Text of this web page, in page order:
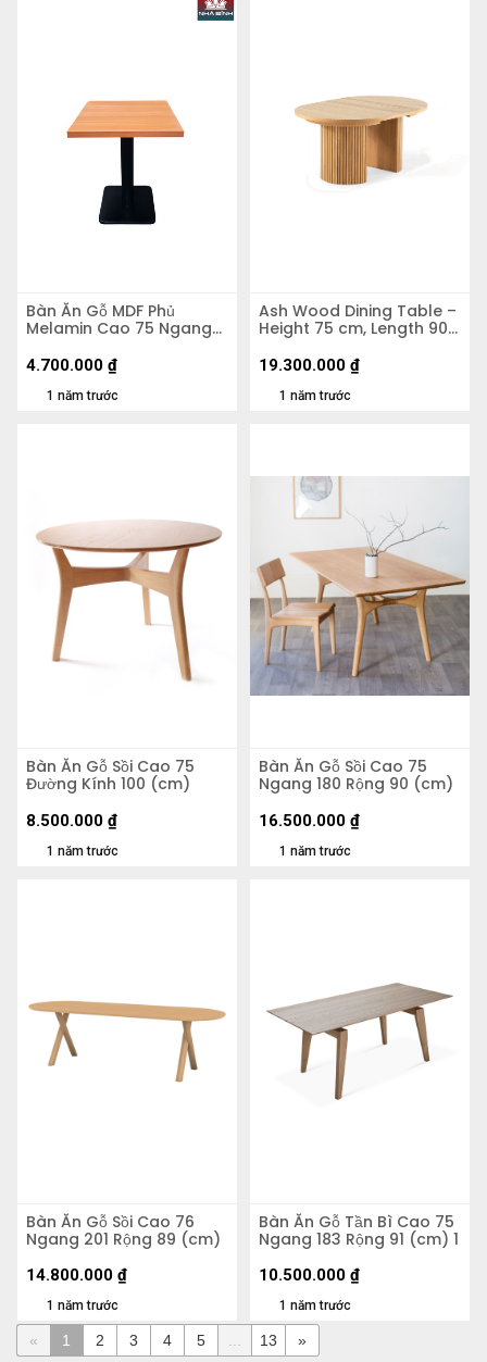
Bàn Ăn Gỗ MDF Phủ
Melamin Cao 75 Ngang
1 năm trước
4.700.000 ₫
Ash Wood Dining Table –
Height 75 cm, Length 90–
1 năm trước
19.300.000 ₫
Bàn Ăn Gỗ Sồi Cao 75
Đường Kính 100 (cm)
1 năm trước
8.500.000 ₫
Bàn Ăn Gỗ Sồi Cao 75
Ngang 180 Rộng 90 (cm)
1 năm trước
16.500.000 ₫
Bàn Ăn Gỗ Sồi Cao 76
Ngang 201 Rộng 89 (cm)
1 năm trước
14.800.000 ₫
Bàn Ăn Gỗ Tần Bì Cao 75
Ngang 183 Rộng 91 (cm) 1
1 năm trước
10.500.000 ₫
« 1 2 3 4 5 ... 13 »